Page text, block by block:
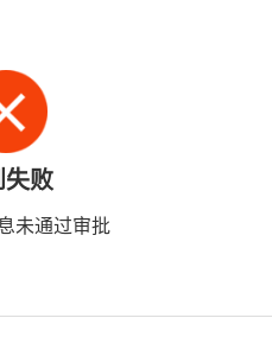
失败
未通过审批